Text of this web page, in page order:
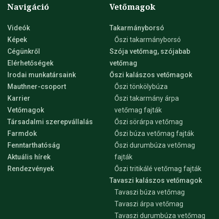
Navigáció
Videók
Képek
Cégünkről
Elérhetőségek
Irodai munkatársaink
Mauthner-csoport
Karrier
Vetőmagok
Társadalmi szerepvállalás
Farmdok
Fenntarthatóság
Aktuális hírek
Rendezvények
Vetőmagok
Takarmányborsó
Őszi takarmányborsó
Szója vetőmag, szójabab
vetőmag
Őszi kalászos vetőmagok
Őszi tönkölybúza
Őszi takarmány árpa
vetőmag fajták
Őszi sörárpa vetőmag
Őszi búza vetőmag fajták
Őszi durumbúza vetőmag
fajták
Őszi tritikálé vetőmag fajták
Tavaszi kalászos vetőmagok
Tavaszi búza vetőmag
Tavaszi árpa vetőmag
Tavaszi durumbúza vetőmag